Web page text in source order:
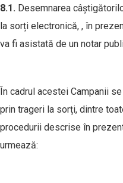
8.1. Desemnarea
la sorți electronică, , în
va fi asistată de un notar
În cadrul acestei Campanii
prin trageri la sorți, dintre
procedurii descrise în
urmează: